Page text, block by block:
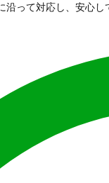
って対応し、安心